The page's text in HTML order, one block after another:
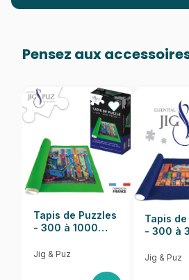
EAN
Nombre de pièces 1000
Dimensions 47 x
Pensez aux
Tapis de Puzzles
- 300 à 1000
Jig & Puz
Tapis
- 300 à
Jig & Puz